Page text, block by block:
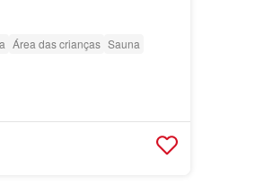
Área das crianças Sauna